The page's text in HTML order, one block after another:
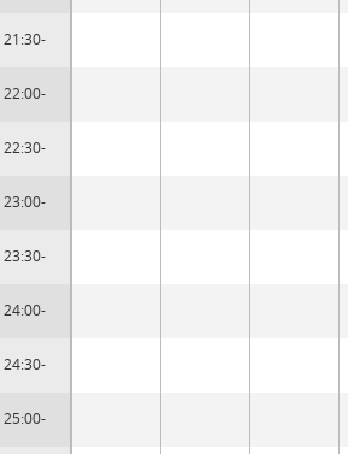
21:30-
22:00-
22:30-
23:00-
23:30-
24:00-
24:30-
25:00-